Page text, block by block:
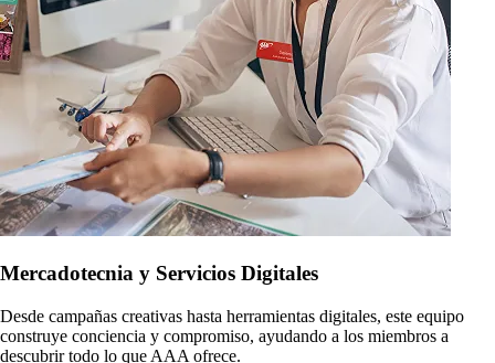
Mercadotecnia y Servicios Digitales
Desde campañas creativas hasta herramientas digitales, este equipo
construye conciencia y compromiso, ayudando a los miembros a
descubrir todo lo que AAA ofrece.